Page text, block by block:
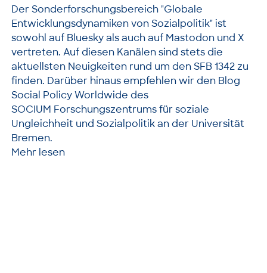
Der Sonderforschungsbereich "Globale
Entwicklungsdynamiken von Sozialpolitik" ist
sowohl auf Bluesky als auch auf Mastodon und X
vertreten. Auf diesen Kanälen sind stets die
aktuellsten Neuigkeiten rund um den SFB 1342 zu
finden. Darüber hinaus empfehlen wir den Blog
Social Policy Worldwide des
SOCIUM Forschungszentrums für soziale
Ungleichheit und Sozialpolitik an der Universität
Bremen.
Mehr lesen